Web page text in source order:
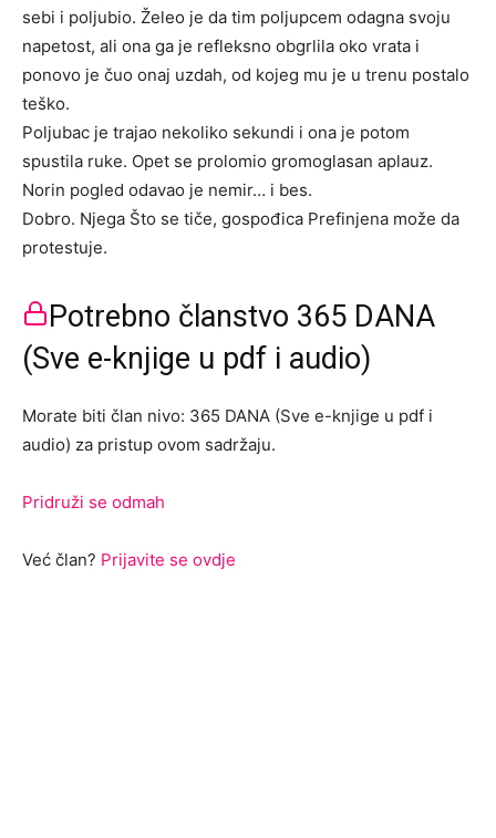
sebi i poljubio. Želeo je da tim poljupcem odagna svoju
napetost, ali ona ga je refleksno obgrlila oko vrata i
ponovo je čuo onaj uzdah, od kojeg mu je u trenu postalo
teško.
Poljubac je trajao nekoliko sekundi i ona je potom
spustila ruke. Opet se prolomio gromoglasan aplauz.
Norin pogled odavao je nemir… i bes.
Dobro. Njega Što se tiče, gospođica Prefinjena može da
protestuje.
Potrebno članstvo 365 DANA
(Sve e-knjige u pdf i audio)
Morate biti član nivo: 365 DANA (Sve e-knjige u pdf i
audio) za pristup ovom sadržaju.
Pridruži se odmah
Već član? Prijavite se ovdje